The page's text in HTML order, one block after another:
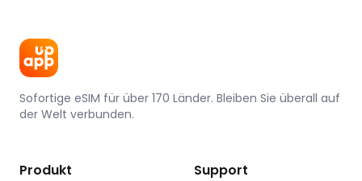
Sofortige eSIM für über 170 Länder. Bleiben Sie überall auf
der Welt verbunden.
Produkt Support